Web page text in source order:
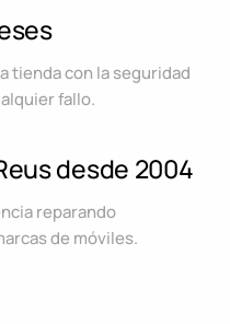
tienda con la seguridad
fallo.
desde 2004
reparando
de móviles.